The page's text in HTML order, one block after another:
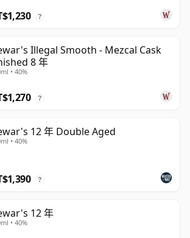
?
Illegal Smooth - Mezcal Cask
8 年
• 40%
?
12 年 Double Aged
• 40%
?
12 年
• 40%